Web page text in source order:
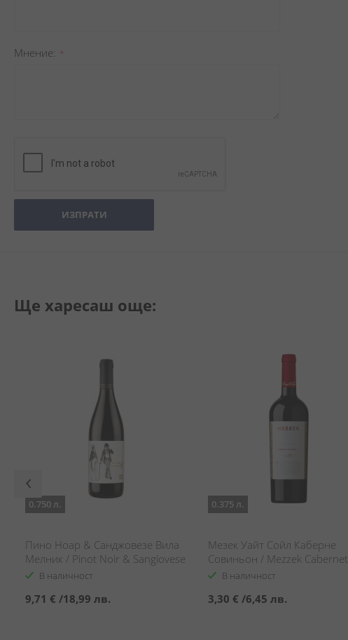
Мнение
ИЗПРАТИ
Ще харесаш още:
0.750 л.
Пино Ноар & Санджовезе Вила
Мелник / Pinot Noir & Sangiovese
Villa Melnik
В наличност
9,71 € /18,99 лв.
0.375 л.
Мезек Уайт Сойл Каберне
Совиньон / Mezzek Cabernet
Sauvignon White Soil
В наличност
3,30 € /6,45 лв.